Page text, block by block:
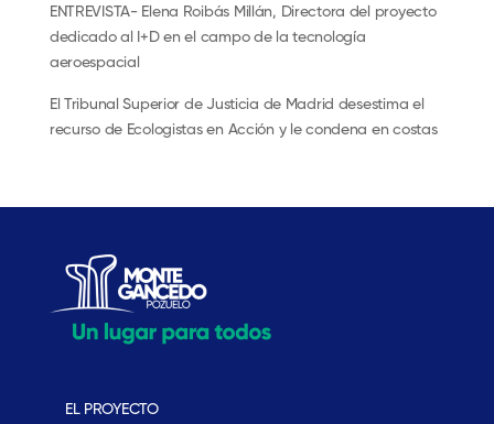
ENTREVISTA- Elena Roibás Millán, Directora del proyecto
dedicado al I+D en el campo de la tecnología
aeroespacial
El Tribunal Superior de Justicia de Madrid desestima el
recurso de Ecologistas en Acción y le condena en costas
EL PROYECTO